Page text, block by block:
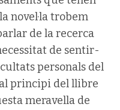
novel·la trobem
de la recerca
de sentir-
personals del
principi del llibre
meravella de